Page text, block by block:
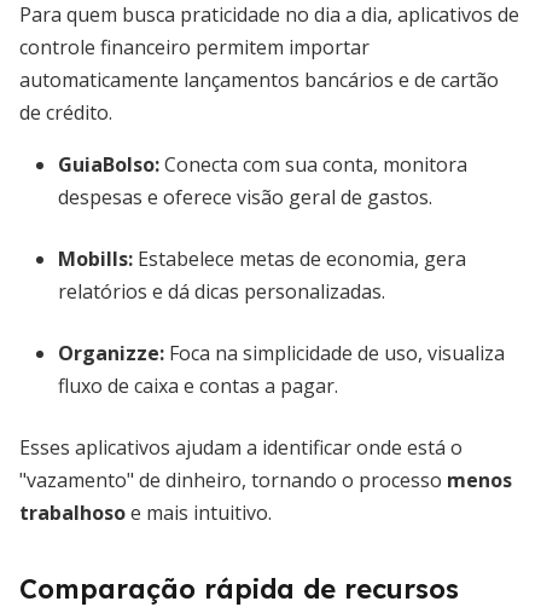
Para quem busca praticidade no dia a dia, aplicativos de
controle financeiro permitem importar
automaticamente lançamentos bancários e de cartão
de crédito.
GuiaBolso:Conecta com sua conta, monitora
despesas e oferece visão geral de gastos.
Mobills: Estabelece metas de economia, gera
relatórios e dá dicas personalizadas.
Organizze: Foca na simplicidade de uso, visualiza
fluxo de caixa e contas a pagar.
Esses aplicativos ajudam a identificar onde está o
"vazamento" de dinheiro, tornando o processo menos
trabalhosoe mais intuitivo.
Comparação rápida de recursos